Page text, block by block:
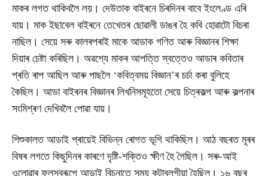
মাকৰ লগত থাকিবলৈ লয়। দেউতাক বাইৰনে চিৰদিনৰ বাবে ইংলেণ্ড এৰি
যায়। মাক ইছাবেল বাইৰনে তেখেতৰ ছোৱালী ডাঙৰ হৈ কবি হোৱাটো বিচৰা
নাছিল। সেয়ে সৰু কালৰপৰাই মাকে আডাক গণিত আৰু বিজ্ঞানৰ শিক্ষা
দিয়াৰ চেষ্টা কৰিছিল। অৱশ্যে মাকৰ আপত্তি স্বত্তেও আডাৰ কবিতাৰ
প্ৰতি ৰাপ আছিল আৰু পাছলৈ ‘কবিত্বময় বিজ্ঞান’ৰ চৰ্চা কৰা বুলিহে
কৈছিল। আডা বাইৰনৰ বিজ্ঞানৰ লিখনিসমূহতো সেয়ে চিত্ৰকল্প আৰু কল্পনাৰ
সংমিশ্ৰণ দেখিবলৈ পোৱা যায়।
শিশুকালত আডাই প্ৰায়েই বিভিন্ন ৰোগত ভূগি থাকিছিল। আঠ বছৰত মূৰৰ
বিষৰ লগতে কিছুদিনৰ কাৰণে দৃষ্টি-শক্তিও ক্ষীণ হৈ গৈছিল। সৰু-আই
ওলোৱাৰ ফলস্বৰূপে আডাই বিচনাতে সময় কটাবলগীয়া হৈছিল। ১৬ বছৰ